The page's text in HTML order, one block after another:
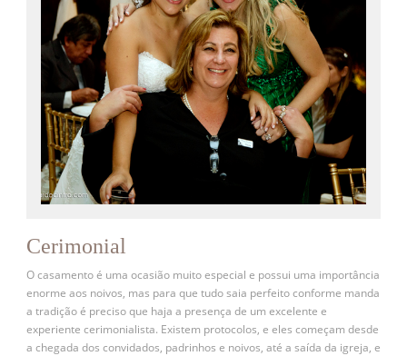
Cerimonial
O casamento é uma ocasião muito especial e possui uma importância
enorme aos noivos, mas para que tudo saia perfeito conforme manda
a tradição é preciso que haja a presença de um excelente e
experiente cerimonialista. Existem protocolos, e eles começam desde
a chegada dos convidados, padrinhos e noivos, até a saída da igreja, e